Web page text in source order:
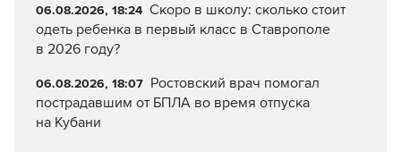
06.08.2026, 18:24 Скоро в школу: сколько стоит
одеть ребенка в первый класс в Ставрополе
в 2026 году?
06.08.2026, 18:07 Ростовский врач помогал
пострадавшим от БПЛА во время отпуска
на Кубани